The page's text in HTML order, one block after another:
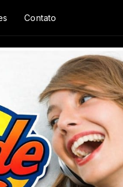
Contato